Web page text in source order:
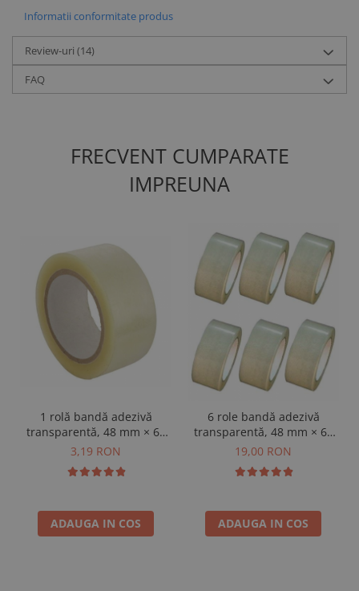
Informatii conformitate produs
Review-uri (14)
FAQ
FRECVENT CUMPARATE
IMPREUNA
1 rolă bandă adezivă
transparentă, 48 mm × 60
m
3,19 RON
ADAUGA IN COS
6 role bandă adezivă
transparentă, 48 mm × 60
m
19,00 RON
ADAUGA IN COS